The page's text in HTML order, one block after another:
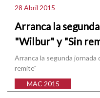
28 Abril 2015
Arranca la
"Wilbur" y "Sin
Arranca la segunda jornada
remite"
MAC 2015